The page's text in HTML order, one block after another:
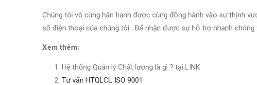
Chúng tôi vô cùng hân hạnh được cùng đồng hành vào sự thịnh
số điện thoại của chúng tôi . Để nhận được sự hỗ trợ nhanh chóng
Xem thêm:
Hệ thống Quản lý Chất lượng là gì ? tại LINK
Tư vấn HTQLCL ISO 9001